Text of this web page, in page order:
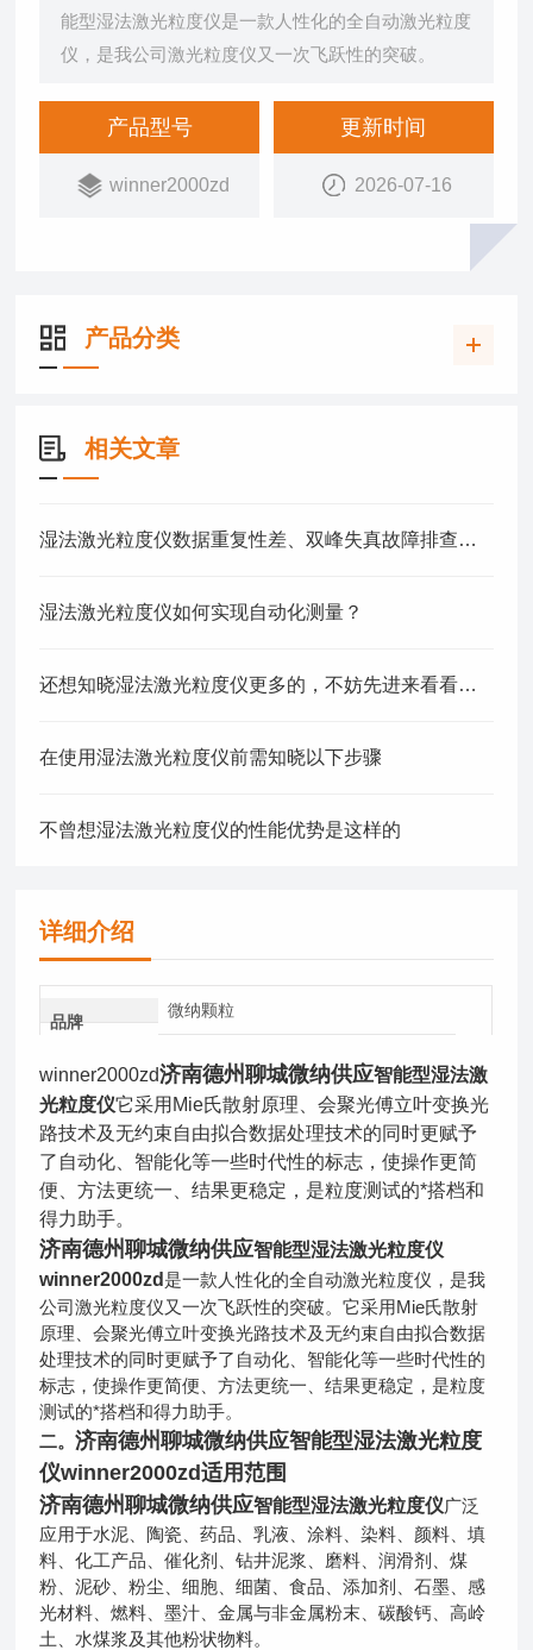
能型湿法激光粒度仪是一款人性化的全自动激光粒度
仪，是我公司激光粒度仪又一次飞跃性的突破。
产品型号
winner2000zd
更新时间
2026-07-16
产品分类
相关文章
湿法激光粒度仪数据重复性差、双峰失真故障排查与校准
湿法激光粒度仪如何实现自动化测量？
还想知晓湿法激光粒度仪更多的，不妨先进来看看下文
在使用湿法激光粒度仪前需知晓以下步骤
不曾想湿法激光粒度仪的性能优势是这样的
详细介绍
品牌
微纳颗粒
winner2000zd济南德州聊城微纳供应智能型湿法激
光粒度仪它采用Mie氏散射原理、会聚光傅立叶变换光
路技术及无约束自由拟合数据处理技术的同时更赋予
了自动化、智能化等一些时代性的标志，使操作更简
便、方法更统一、结果更稳定，是粒度测试的*搭档和
得力助手。
济南德州聊城微纳供应智能型湿法激光粒度仪
winner2000zd 是一款人性化的全自动激光粒度仪，是我
公司激光粒度仪又一次飞跃性的突破。它采用Mie氏散射
原理、会聚光傅立叶变换光路技术及无约束自由拟合数据
处理技术的同时更赋予了自动化、智能化等一些时代性的
标志，使操作更简便、方法更统一、结果更稳定，是粒度
测试的*搭档和得力助手。
二。济南德州聊城微纳供应智能型湿法激光粒度
仪winner2000zd适用范围
济南德州聊城微纳供应智能型湿法激光粒度仪广泛
应用于水泥、陶瓷、药品、乳液、涂料、染料、颜料、填
料、化工产品、催化剂、钻井泥浆、磨料、润滑剂、煤
粉、泥砂、粉尘、细胞、细菌、食品、添加剂、石墨、感
光材料、燃料、墨汁、金属与非金属粉末、碳酸钙、高岭
土、水煤浆及其他粉状物料。